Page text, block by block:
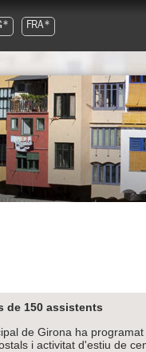
FRA*
de 150 assistents
de Girona ha
i activitat d'estiu de